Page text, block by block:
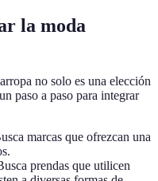
la moda
no solo es una elección
paso a paso para integrar
marcas que ofrezcan una
prendas que utilicen